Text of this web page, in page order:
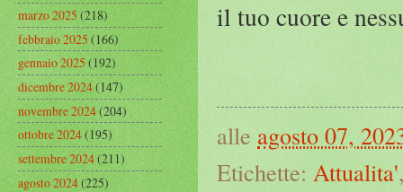
il tuo cuore e
alle agosto 07,
Etichette: Attualita'
marzo 2025(218)
febbraio 2025(166)
gennaio 2025(192)
dicembre 2024(147)
novembre 2024(204)
ottobre 2024(195)
settembre 2024(211)
agosto 2024(225)